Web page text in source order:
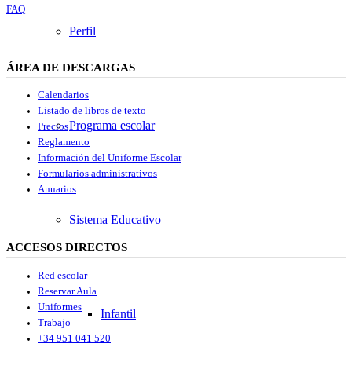
Perfil
Programa escolar
Sistema Educativo
Infantil
FAQ
ÁREA DE DESCARGAS
Calendarios
Listado de libros de texto
Precios
Reglamento
Información del Uniforme Escolar
Formularios administrativos
Anuarios
ACCESOS DIRECTOS
Red escolar
Reservar Aula
Uniformes
Trabajo
+34 951 041 520